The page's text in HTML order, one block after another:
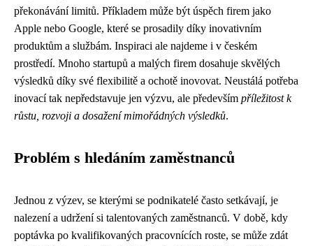
překonávání limitů. Příkladem může být úspěch firem jako
Apple nebo Google, které se prosadily díky inovativním
produktům a službám. Inspiraci ale najdeme i v českém
prostředí. Mnoho startupů a malých firem dosahuje skvělých
výsledků díky své flexibilitě a ochotě inovovat. Neustálá potřeba
inovací tak nepředstavuje jen výzvu, ale především příležitost k
růstu, rozvoji a dosažení mimořádných výsledků.
Problém s hledáním zaměstnanců
Jednou z výzev, se kterými se podnikatelé často setkávají, je
nalezení a udržení si talentovaných zaměstnanců. V době, kdy
poptávka po kvalifikovaných pracovnících roste, se může zdát